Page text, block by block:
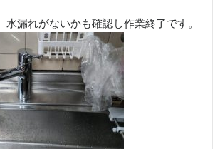
水漏れがないかも確認し作業終了です。